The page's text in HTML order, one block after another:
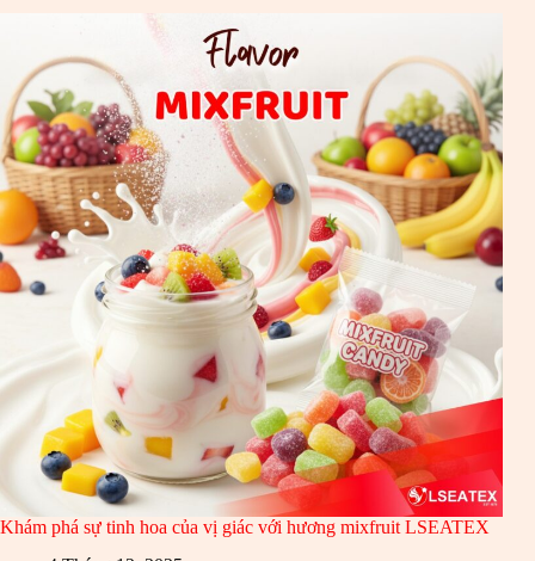
Khám phá sự tinh hoa của vị giác với hương mixfruit LSEATEX